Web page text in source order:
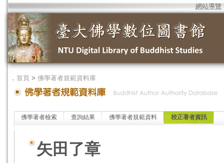
網站導覽
． 首頁 > 佛學著者規範資料庫
佛學著者檢索 查詢結果 佛學著者規範資料 校正著者資訊
矢田了章